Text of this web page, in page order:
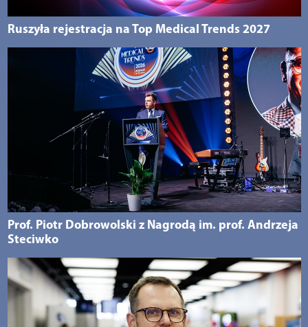
Ruszyła rejestracja na Top Medical Trends 2027
Prof. Piotr Dobrowolski z Nagrodą im. prof. Andrzeja
Steciwko